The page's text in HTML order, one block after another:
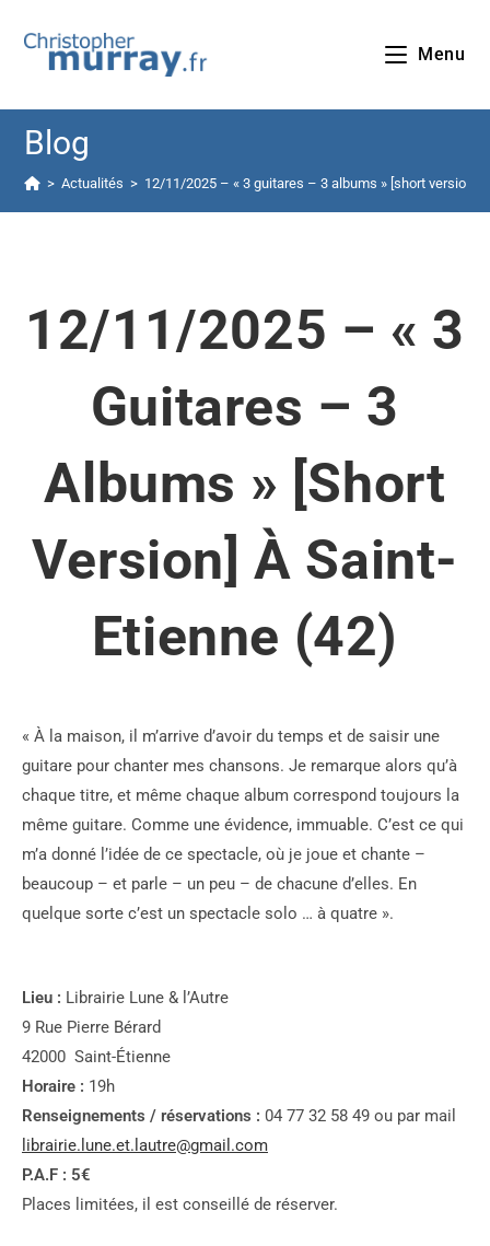
Menu
Blog
> Actualités > 12/11/2025 – « 3 guitares – 3 albums » [short version]
12/11/2025 – « 3
Guitares – 3
Albums » [short
Version] À Saint-
Etienne (42)
« À la maison, il m’arrive d’avoir du temps et de saisir une
guitare pour chanter mes chansons. Je remarque alors qu’à
chaque titre, et même chaque album correspond toujours la
même guitare. Comme une évidence, immuable. C’est ce qui
m’a donné l’idée de ce spectacle, où je joue et chante –
beaucoup – et parle – un peu – de chacune d’elles. En
quelque sorte c’est un spectacle solo … à quatre ».
Lieu : Librairie Lune & l’Autre
9 Rue Pierre Bérard
42000 Saint-Étienne
Horaire : 19h
Renseignements / réservations : 04 77 32 58 49 ou par mail
librairie.lune.et.lautre@gmail.com
P.A.F : 5€
Places limitées, il est conseillé de réserver.